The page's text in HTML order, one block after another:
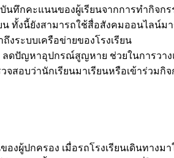
นทึกคะแนนของผู้เรียนจากการทำกิจก
น ทั้งนี้ยังสามารถใช้สื่อสังคมออนไลน์ม
งระบบเครือข่ายของโรงเรียน
ลดปัญหาอุปกรณ์สูญหาย ช่วยในการวา
สอบว่านักเรียนมาเรียนหรือเข้าร่วม
องผู้ปกครอง เมื่อรถโรงเรียนเดินทางม